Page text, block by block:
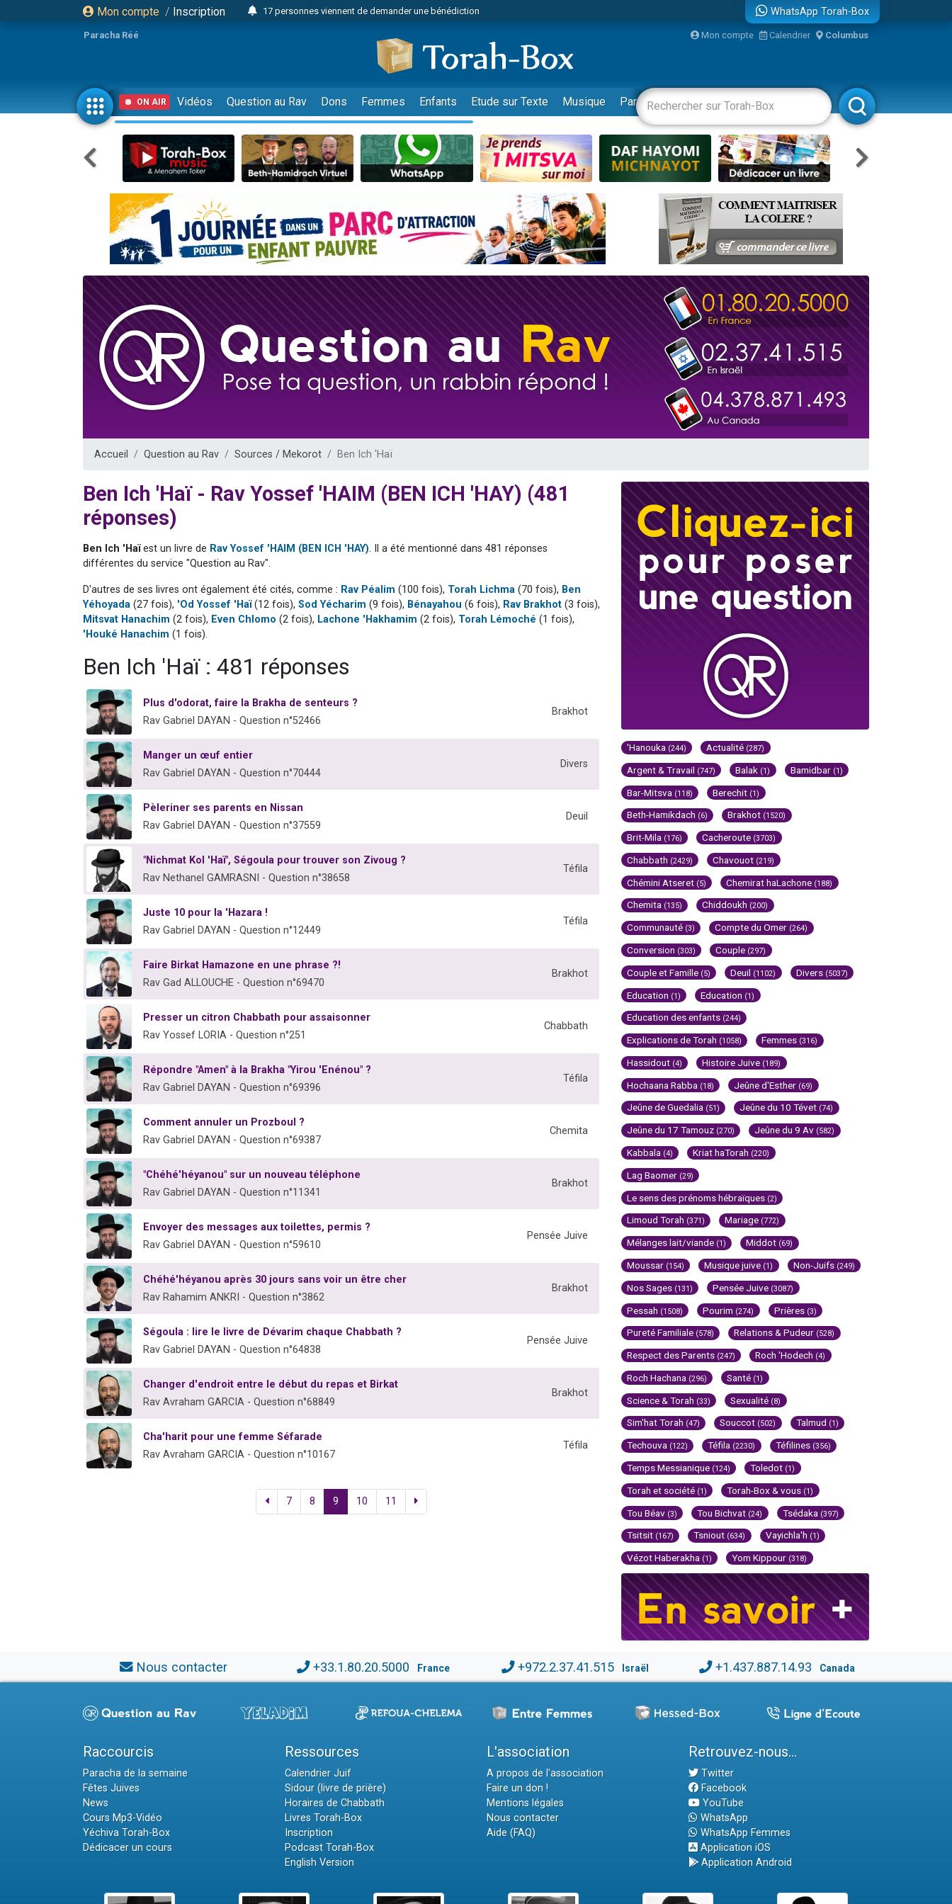
Mon compte / Inscription
17 personnes viennent de demander une bénédiction
Il reste 49 places pour étudier en groupe sur Zoom
23 personnes viennent de faire un don pour Diane, 80 ans, dans un appartement insalubre
Eva vient de donner son Maasser
4 personnes viennent de nous rejoindre sur WhatsApp
3 personnes viennent de nous rejoindre sur WhatsApp
3 personnes viennent de faire un don pour 5 jours de vacances aux Orphelins
Odaya vient de donner son Maasser
2 personnes viennent de nous rejoindre sur WhatsApp
30 personnes viennent de faire un don pour Sauvez la jambe de Yohan
12 nouvelles musiques dans Torah-Box Music
Il reste 49 places pour étudier en groupe sur Zoom
3 personnes viennent de nous rejoindre sur WhatsApp
2 personnes viennent de nous rejoindre sur WhatsApp
2 nouvelles musiques dans Torah-Box Music
3 personnes viennent de nous rejoindre sur WhatsApp
8 personnes viennent de faire un don pour Tsédaka : pauvres d'Israel
WhatsApp Torah-Box
Paracha Réé Mon compte Calendrier Columbus
ON AIR Vidéos Question au Rav Dons Femmes Enfants Etude sur Texte Musique Paracha Divertissements Livres Rabbanim
Accueil Question au Rav Sources / Mekorot Ben Ich 'Haï
Ben Ich 'Haï - Rav Yossef 'HAIM (BEN ICH 'HAY) (481
réponses)
Ben Ich 'Haïest un livre de Rav Yossef 'HAIM (BEN ICH 'HAY). Il a été mentionné dans 481 réponses
différentes du service "Question au Rav".
D'autres de ses livres ont également été cités, comme : Rav Péalim (100 fois), Torah Lichma (70 fois), Ben
Yéhoyada (27 fois), 'Od Yossef 'Haï(12 fois), Sod Yécharim (9 fois), Bénayahou (6 fois), Rav Brakhot (3 fois),
Mitsvat Hanachim (2 fois), Even Chlomo (2 fois), Lachone 'Hakhamim (2 fois), Torah Lémoché (1 fois),
'Houké Hanachim (1 fois).
Ben Ich 'Haï : 481 réponses
Plus d'odorat, faire la Brakha de senteurs ?
Rav Gabriel DAYAN - Question n°52466
Brakhot
Manger un œuf entier
Rav Gabriel DAYAN - Question n°70444
Divers
Pèleriner ses parents en Nissan
Rav Gabriel DAYAN - Question n°37559
Deuil
"Nichmat Kol 'Haï", Ségoula pour trouver son Zivoug ?
Rav Nethanel GAMRASNI - Question n°38658
Téfila
Juste 10 pour la 'Hazara !
Rav Gabriel DAYAN - Question n°12449
Téfila
Faire Birkat Hamazone en une phrase ?!
Rav Gad ALLOUCHE - Question n°69470
Brakhot
Presser un citron Chabbath pour assaisonner
Rav Yossef LORIA - Question n°251
Chabbath
Répondre "Amen" à la Brakha "Yirou 'Enénou" ?
Rav Gabriel DAYAN - Question n°69396
Téfila
Comment annuler un Prozboul ?
Rav Gabriel DAYAN - Question n°69387
Chemita
"Chéhé'héyanou" sur un nouveau téléphone
Rav Gabriel DAYAN - Question n°11341
Brakhot
Envoyer des messages aux toilettes, permis ?
Rav Gabriel DAYAN - Question n°59610
Pensée Juive
Chéhé'héyanou après 30 jours sans voir un être cher
Rav Rahamim ANKRI - Question n°3862
Brakhot
Ségoula : lire le livre de Dévarim chaque Chabbath ?
Rav Gabriel DAYAN - Question n°64838
Pensée Juive
Changer d'endroit entre le début du repas et Birkat
Rav Avraham GARCIA - Question n°68849
Brakhot
Cha'harit pour une femme Séfarade
Rav Avraham GARCIA - Question n°10167
Téfila
7 8 9 10 11
'Hanouka (244) Actualité (287)
Argent & Travail (747) Balak (1) Bamidbar (1)
Bar-Mitsva (118) Berechit (1)
Beth-Hamikdach (6) Brakhot (1520)
Brit-Mila (176) Cacheroute (3703)
Chabbath (2429) Chavouot (219)
Chémini Atseret (5) Chemirat haLachone (188)
Chemita (135) Chiddoukh (200)
Communauté (3) Compte du Omer (264)
Conversion (303) Couple (297)
Couple et Famille (5) Deuil (1102) Divers (5037)
Education (1) Education (1)
Education des enfants (244)
Explications de Torah (1058) Femmes (316)
Hassidout (4) Histoire Juive (189)
Hochaana Rabba (18) Jeûne d'Esther (69)
Jeûne de Guedalia (51) Jeûne du 10 Tévet (74)
Jeûne du 17 Tamouz (270) Jeûne du 9 Av (582)
Kabbala (4) Kriat haTorah (220)
Lag Baomer (29)
Le sens des prénoms hébraïques (2)
Limoud Torah (371) Mariage (772)
Mélanges lait/viande (1) Middot (69)
Moussar (154) Musique juive (1) Non-Juifs (249)
Nos Sages (131) Pensée Juive (3087)
Pessah (1508) Pourim (274) Prières (3)
Pureté Familiale (578) Relations & Pudeur (528)
Respect des Parents (247) Roch 'Hodech (4)
Roch Hachana (296) Santé (1)
Science & Torah (33) Sexualité (8)
Sim'hat Torah (47) Souccot (502) Talmud (1)
Techouva (122) Téfila (2230) Téfilines (356)
Temps Messianique (124) Toledot (1)
Torah et société (1) Torah-Box & vous (1)
Tou Béav (3) Tou Bichvat (24) Tsédaka (397)
Tsitsit (167) Tsniout (634) Vayichla'h (1)
Vézot Haberakha (1) Yom Kippour (318)
Nous contacter +33.1.80.20.5000 France +972.2.37.41.515 Israël +1.437.887.14.93 Canada
Raccourcis
Paracha de la semaine
Fêtes Juives
News
Cours Mp3-Vidéo
Yéchiva Torah-Box
Dédicacer un cours
Ressources
Calendrier Juif
Sidour (livre de prière)
Horaires de Chabbath
Livres Torah-Box
Inscription
Podcast Torah-Box
English Version
L'association
A propos de l'association
Faire un don !
Mentions légales
Nous contacter
Aide (FAQ)
Retrouvez-nous...
Twitter
Facebook
YouTube
WhatsApp
WhatsApp Femmes
Application iOS
Application Android